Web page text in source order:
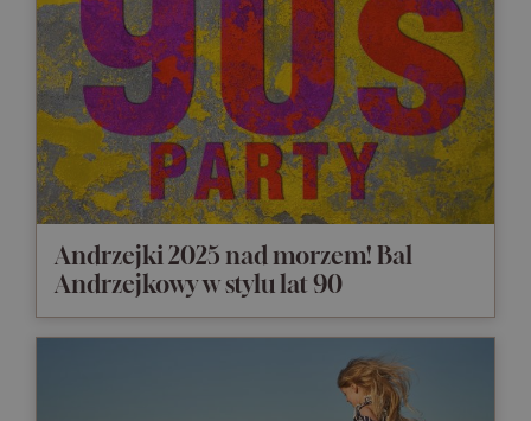
Andrzejki 2025 nad morzem! Bal
Andrzejkowy w stylu lat 90